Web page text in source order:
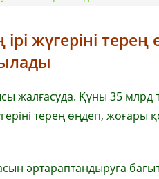
жүгеріні терең
жалғасуда. Құны 35 млрд
терең өңдеп, жоғары
әртараптандыруға